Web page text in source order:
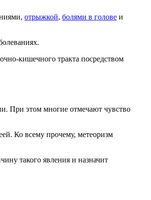
отрыжкой, болями в голове и
кишечного тракта посредством
При этом многие отмечают чувство
Ко всему прочему, метеоризм
такого явления и назначит